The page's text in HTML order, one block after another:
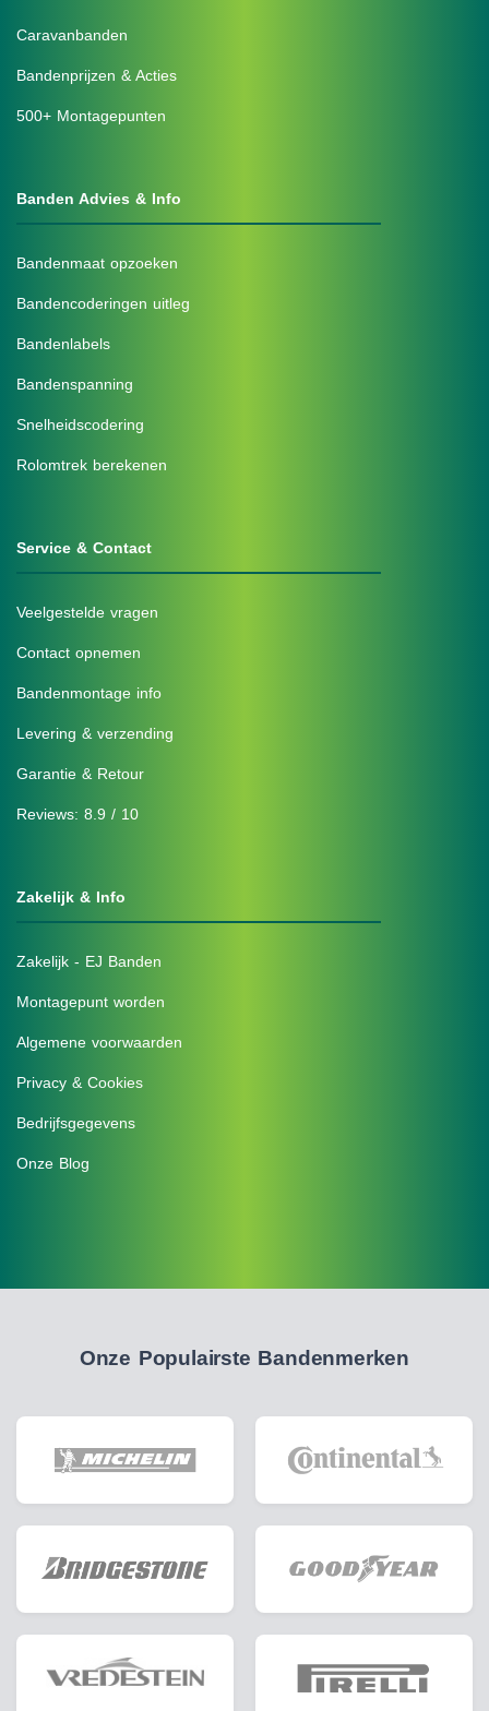
Caravanbanden
Bandenprijzen & Acties
500+ Montagepunten
Banden Advies & Info
Bandenmaat opzoeken
Bandencoderingen uitleg
Bandenlabels
Bandenspanning
Snelheidscodering
Rolomtrek berekenen
Service & Contact
Veelgestelde vragen
Contact opnemen
Bandenmontage info
Levering & verzending
Garantie & Retour
Reviews: 8.9 / 10
Zakelijk & Info
Zakelijk - EJ Banden
Montagepunt worden
Algemene voorwaarden
Privacy & Cookies
Bedrijfsgegevens
Onze Blog
Onze Populairste Bandenmerken